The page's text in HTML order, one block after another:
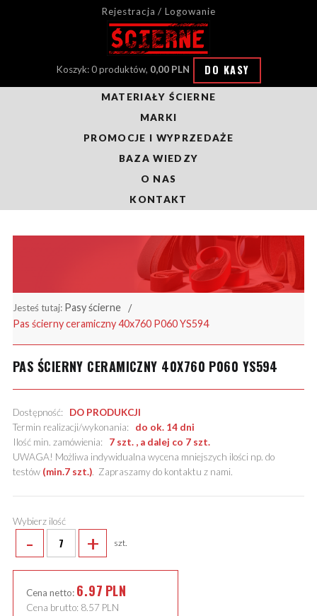
Rejestracja / Logowanie
Koszyk: 0 produktów, 0,00 PLN DO KASY
MATERIAŁY ŚCIERNE
MARKI
PROMOCJE I WYPRZEDAŻE
BAZA WIEDZY
O NAS
KONTAKT
Jesteś tutaj: Pasy ścierne
Pas ścierny ceramiczny 40x760 P060 YS594
PAS ŚCIERNY CERAMICZNY 40X760 P060 YS594
Dostępność: DO PRODUKCJI
Termin realizacji/wykonania: do ok. 14 dni
Ilość min. zamówienia: 7 szt. , a dalej co 7 szt.
UWAGA! Możliwa indywidualna wycena mniejszych ilości np. do
testów (min.7 szt.). Zapraszamy do kontaktu z nami.
Wybierz ilość
- + szt.
Cena netto: 6.97 PLN
Cena brutto: 8.57 PLN